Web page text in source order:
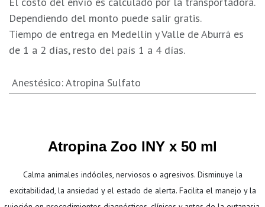
Dependiendo del monto puede salir gratis.
Tiempo de entrega en Medellín y Valle de Aburrá es
de 1 a 2 días, resto del país 1 a 4 días.
Anestésico:Atropina Sulfato
Atropina Zoo INY x 50 ml
Calma animales indóciles, nerviosos o agresivos. Disminuye la
excitabilidad, la ansiedad y el estado de alerta. Facilita el manejo y la